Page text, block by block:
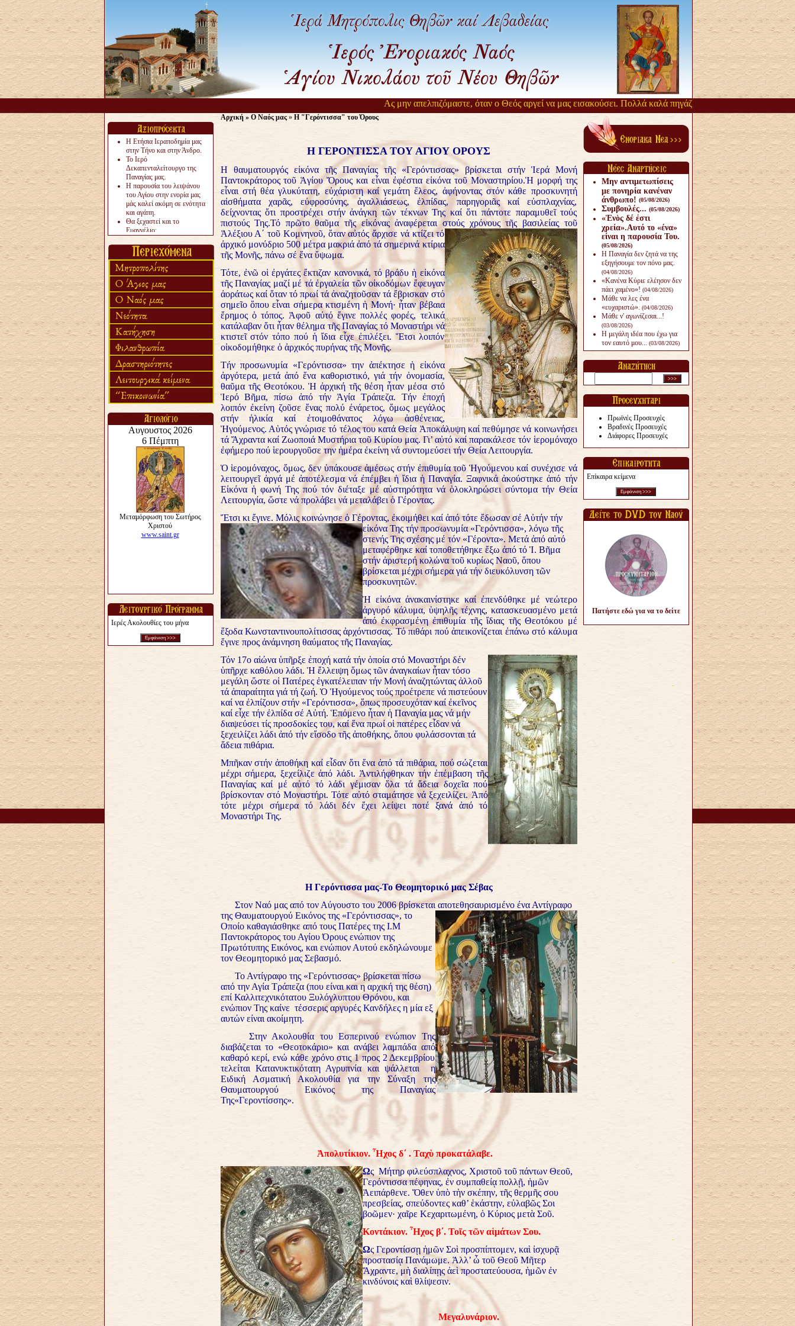
Ας μην απελπιζόμαστε, όταν ο Θεός αργεί να μας εισακούσει. Πολλά καλά πηγάζουν, από την αργοπορία αυτή.
Η Ετήσια Ιεραποδημία μας
στην Τήνο και στην Άνδρο.
Το Ιερό
Δεκαπενταλείτουργο της
Παναγίας μας.
Η παρουσία του λειψάνου
του Αγίου στην ενορία μας
μάς καλεί ακόμη σε ενότητα
και αγάπη.
Θα ξεχαστεί και το
Ευαγγέλιο;
«πολύ αργά».
Ζητείται....
Ιερές Ακολουθίες του μήνα
Αρχική» Ο Ναός μας» Η "Γερόντισσα" του Όρους
Η ΓΕΡΟΝΤΙΣΣΑ ΤΟΥ ΑΓΙΟΥ ΟΡΟΥΣ
Η θαυματουργός εἰκόνα τῆς Παναγίας τῆς «Γερόντισσας» βρίσκεται στήν Ἱερά Μονή
Παντοκράτορος τοῦ Ἁγίου Ὄρους και εἶναι ἐφέστια εἰκόνα τοῦ Μοναστηρίου.Ἡ μορφή της
εἶναι στή θέα γλυκύτατη, εὐχάριστη καί γεμάτη ἔλεος, ἀφήνοντας στόν κάθε προσκυνητή
αἰσθήματα χαρᾶς, εὐφροσύνης, ἀγαλλιάσεως, ἐλπίδας, παρηγοριᾶς καί εὐσπλαχνίας,
δείχνοντας ὅτι προστρέχει στήν ἀνάγκη τῶν τέκνων Της καί ὅτι πάντοτε παραμυθεῖ τούς
πιστούς Της.Τό πρῶτο θαῦμα τῆς εἰκόνας ἀναφέρεται στούςχρόνους τῆς βασιλείας τοῦ
Ἀλέξιου Α΄ τοῦ Κομνηνοῦ, ὅταν αὐτός ἄρχισε νά κτίζει τό
ἀρχικό μονύδριο 500 μέτρα μακριά ἀπό τά σημερινά κτίρια
τῆς Μονῆς, πάνω σέ ἕνα ὕψωμα.
Τότε, ἐνῶ οἱ ἐργάτες ἔκτιζαν κανονικά, τό βράδυ ἡ εἰκόνα
τῆς Παναγίας μαζί μέ τά ἐργαλεία τῶν οἰκοδόμων ἔφευγαν
ἀοράτως καί ὅταν τό πρωί τά ἀναζητοῦσαν τά ἔβρισκαν στό
σημεῖο ὅπου εἶναι σήμερα κτισμένη ἡ Μονή· ἦταν βέβαια
ἔρημος ὁ τόπος. Ἀφοῦ αὐτό ἔγινε πολλές φορές, τελικά
κατάλαβαν ὅτι ἦταν θέλημα τῆς Παναγίας τό Μοναστήρι νά
κτιστεῖ στόν τόπο πού ἡ ἴδια εἶχε ἐπιλέξει. Ἔτσι λοιπόν
οἰκοδομήθηκε ὁ ἀρχικός πυρήνας τῆς Μονῆς.
Τήν προσωνυμία «Γερόντισσα» την ἀπέκτησε ἡ εἰκόνα
ἀργότερα, μετά ἀπό ἕνα καθοριστικό, γιά τήν ὀνομασία,
θαῦμα τῆς Θεοτόκου. Ἡ ἀρχική τῆς θέση ἦταν μέσα στό
Ἱερό Βῆμα, πίσω ἀπό τήν Ἁγία Τράπεζα. Τήν ἐποχή
λοιπόν ἐκείνη ζοῦσε ἕνας πολύ ἐνάρετος, ὅμως μεγάλος
στήν ἡλικία καί ἐτοιμοθάνατος λόγω ἀσθένειας,
Ἠγούμενος. Αὑτός γνώρισε τό τέλος του κατά Θεία Ἀποκάλυψη καί πεθύμησε νά κοινωνήσει
τά Ἄχραντα καί Ζωοποιά Μυστήρια τοῦ Κυρίου μας. Γι’ αὐτό καί παρακάλεσε τόν ἱερομόναχο
ἐφήμερο πού ἱερουργοῦσε την ἡμέρα ἐκείνη νά συντομεύσει τήν Θεία Λειτουργία.
Ὁ ἱερομόναχος, ὅμως, δεν ὑπάκουσε ἀμέσως στήν ἐπιθυμία τοῦ Ἡγούμενου καί συνέχισε νά
λειτουργεῖ ἀργά μέ ἀποτέλεσμα νά ἐπέμβει ἡ ἴδια ἡ Παναγία. Ξαφνικά ἀκούστηκε ἀπό τήν
Εἰκόνα ἡ φωνή Της πού τόν διέταξε μέ αὐστηρότητα νά ὁλοκληρώσει σύντομα τήν Θεία
Λειτουργία, ὥστε νά προλάβει νά μεταλάβει ὁ Γέροντας.
Ἔτσι κι ἔγινε. Μόλις κοινώνησε ὁ Γέροντας, ἐκοιμήθει καί ἀπό τότε ἔδωσαν σέ Αὐτήν τήν
εἰκόνα Της τήν προσωνυμία«Γερόντισσα», λόγω τῆς
στενής Της σχέσης μέ τόν «Γέροντα». Μετά ἀπό αὐτό
μεταφέρθηκε καί τοποθετήθηκε ἔξω ἀπό τό Ἱ. Βῆμα
στήν ἀριστερή κολώνα τοῦ κυρίως Ναοῦ, ὅπου
βρίσκεται μέχρι σήμερα γιά τήν διευκόλυνση τῶν
προσκυνητῶν.
Ἡ εἰκόνα ἀνακαινίστηκε καί ἐπενδύθηκε μέ νεώτερο
ἀργυρό κάλυμα, ὑψηλῆς τέχνης, κατασκευασμένο μετά
ἀπό ἐκφρασμένη ἐπιθυμία τῆς ἴδιας τῆς Θεοτόκου μέ
ἔξοδα Κωνσταντινουπολίτισσας ἀρχόντισσας. Τό πιθάρι πού ἀπεικονίζεται ἐπάνω στό κάλυμα
ἔγινε προς ἀνάμνηση θαύματος τῆς Παναγίας.
Τόν 17ο αἰώνα ὑπῆρξε ἐποχή κατά τήν ὁποία στό Μοναστήρι δέν
ὑπῆρχε καθόλου λάδι. Ἡ ἔλλειψη ὅμως τῶν ἀναγκαίων ἦταν τόσο
μεγάλη ὥστε οἱ Πατέρες ἐγκατέλειπαν τήν Μονή ἀναζητώντας ἀλλοῦ
τά ἀπαραίτητα γιά τή ζωή. Ὁ Ἡγούμενος τούς προέτρεπε νά πιστεύουν
καί να ἐλπίζουν στήν «Γερόντισσα», ὅπως προσευχόταν καί ἐκεῖνος
καί εἶχε τήν ἐλπίδα σέ Αὐτή. Ἑπόμενο ἦταν ἡ Παναγία μας νά μήν
διαψεύσει τίς προσδοκίες του, καί ἕνα πρωί οἱ πατέρες εἶδαν νά
ξεχειλίζει λάδι ἀπό τήν εἴσοδο τῆς ἀποθήκης, ὅπου φυλάσσονται τά
ἄδεια πιθάρια.
Μπῆκαν στήν ἀποθήκη καί εἶδαν ὅτι ἕνα ἀπό τά πιθάρια, πού σώζεται
μέχρι σήμερα, ξεχείλιζε ἀπό λάδι. Ἀντιλήφθηκαν τήν ἐπέμβαση τῆς
Παναγίας καί μέ αὐτό τό λάδι γέμισαν ὅλα τά ἄδεια δοχεῖα πού
βρίσκονταν στό Μοναστήρι. Τότε αὐτό σταμάτησε νά ξεχειλίζει. Ἀπό
τότε μέχρι σήμερα τό λάδι δέν ἔχει λείψει ποτέ ξανά ἀπό τό
Μοναστήρι Της.
Η Γερόντισσα μας-Το Θεομητορικό μας Σέβας
Στον Ναό μας από τον Αύγουστο του 2006 βρίσκεται αποτεθησαυρισμένο ένα Αντίγραφο
της Θαυματουργού Εικόνος της «Γερόντισσας», το
Οποίο καθαγιάσθηκε από τους Πατέρες της Ι.Μ
Παντοκράτορος του Αγίου Όρους ενώπιον της
Πρωτότυπης Εικόνος, και ενώπιον Αυτού εκδηλώνουμε
τον Θεομητορικό μας Σεβασμό.
Το Αντίγραφο της «Γερόντισσας» βρίσκεται πίσω
από την Αγία Τράπεζα (που είναι και η αρχική της θέση)
επί Καλλιτεχνικότατου Ξυλόγλυπτου Θρόνου, και
ενώπιον Της καίνε τέσσερις αργυρές Κανδήλες η μία εξ
αυτών είναι ακοίμητη.
Στην Ακολουθία του Εσπερινού ενώπιον Της
διαβάζεται το «Θεοτοκάριο» και ανάβει λαμπάδα από
καθαρό κερί, ενώ κάθε χρόνο στις 1 προς 2 Δεκεμβρίου
τελείται Κατανυκτικότατη Αγρυπνία και ψάλλεται η
Ειδική Ασματική Ακολουθία για την Σύναξη της
Θαυματουργού Εικόνος της Παναγίας
Της«Γεροντίσσης».
Ἀπολυτίκιον. Ἦχος δ΄ . Ταχὺ προκατάλαβε.
Ως Μήτηρ φιλεύσπλαχνος, Χριστοῦ τοῦ πάντων Θεοῦ,
Γερόντισσα πέφηνας, ἐν συμπαθείᾳ πολλῇ, ἡμῶν
Ἀειπάρθενε. Ὅθεν ὑπὸ τὴν σκέπην, τῆς θερμῆς σου
πρεσβείας, σπεύδοντες καθ’ ἑκάστην, εὐλαβῶς Σοι
βοῶμεν· χαῖρε Κεχαριτωμένη, ὁ Κύριος μετὰ Σοῦ.
Κοντάκιον. Ἦχος β΄. Τοῖς τῶν αἱμάτων Σου.
Ως Γεροντίσσῃ ἡμῶν Σοὶ προσπίπτομεν, καὶ ἰσχυρᾷ
προστασίᾳ Πανάμωμε. Ἀλλ’ ὦ τοῦ Θεοῦ Μῆτερ
Ἄχραντε, μὴ διαλίπῃς ἀεὶ προστατεύουσα, ἡμῶν ἐν
κινδύνοις καὶ θλίψεσιν.
Μεγαλυνάριον.
Μην αντιμετωπίσεις
με πονηρία κανέναν
άνθρω­πο! (05/08/2026)
Συμβουλές... (05/08/2026)
«Ἑνὸς δέ ἐστι
χρεία».Αυτό το «ένα»
είναι η παρουσία Του.
(05/08/2026)
Η Παναγία δεν ζητά να της
εξηγήσουμε τον πόνο μας.
(04/08/2026)
«Κανένα Κύριε ελέησον δεν
πάει χαμένο»! (04/08/2026)
Μάθε να λες ένα
«ευχαριστώ». (04/08/2026)
Μάθε ν' αγωνίζεσαι...!
(03/08/2026)
Η μεγάλη ιδέα που έχω για
τον εαυτό μου... (03/08/2026)
Πρωϊνές Προσευχές
Βραδινές Προσευχές
Διάφορες Προσευχές
Επίκαιρα κείμενα
Πατήστε εδώ για να το δείτε